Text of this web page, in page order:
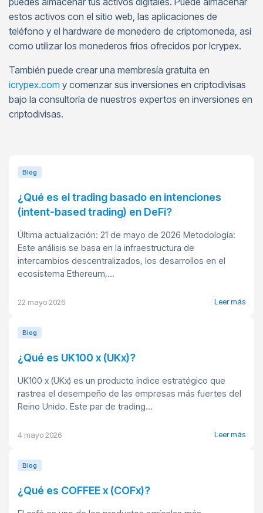
estos activos con el sitio web, las aplicaciones de
teléfono y el hardware de monedero de criptomoneda, así
como utilizar los monederos fríos ofrecidos por Icrypex.
También puede crear una membresía gratuita en
icrypex.com y comenzar sus inversiones en criptodivisas
bajo la consultoría de nuestros expertos en inversiones en
criptodivisas.
Blog
¿Qué es el trading basado en intenciones
(intent-based trading) en DeFi?
Última actualización: 21 de mayo de 2026 Metodología:
Este análisis se basa en la infraestructura de
intercambios descentralizados, los desarrollos en el
ecosistema Ethereum,...
22 mayo 2026 Leer más
Blog
¿Qué es UK100 x (UKx)?
UK100 x (UKx) es un producto índice estratégico que
rastrea el desempeño de las empresas más fuertes del
Reino Unido. Este par de trading...
4 mayo 2026 Leer más
Blog
¿Qué es COFFEE x (COFx)?